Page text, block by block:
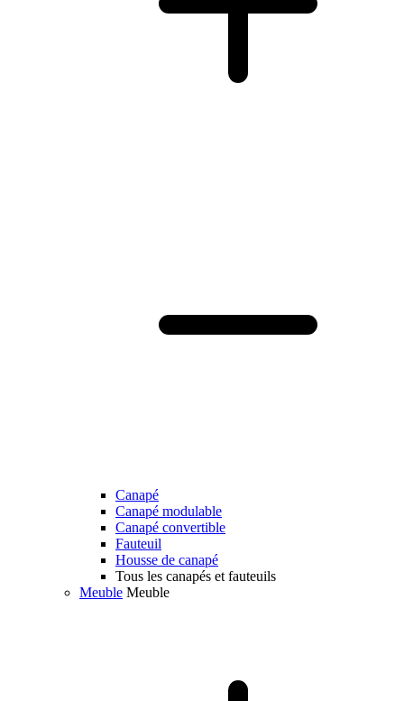
Canapé
Canapé modulable
Canapé convertible
Fauteuil
Housse de canapé
Tous les canapés et fauteuils
Meuble Meuble